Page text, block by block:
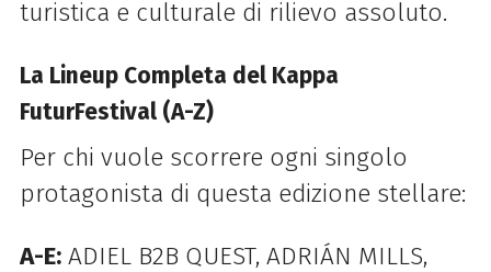
turistica e culturale di rilievo assoluto.
La Lineup Completa del Kappa
FuturFestival (A-Z)
Per chi vuole scorrere ogni singolo
protagonista di questa edizione stellare:
A-E:ADIEL B2B QUEST, ADRIÁN MILLS,